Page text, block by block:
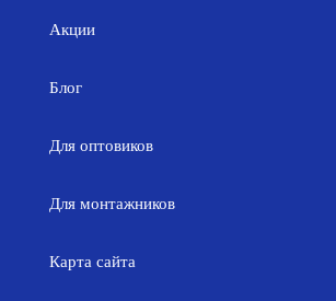
Акции
Блог
Для оптовиков
Для монтажников
Карта сайта